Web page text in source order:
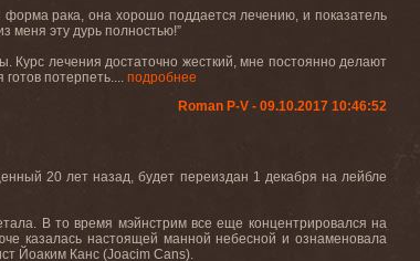
форма рака, она хорошо поддается лечению, и показатель
меня эту дурь полностью!”
Курс лечения достаточно жесткий, мне постоянно делают
потерпеть.... подробнее
Roman P-V - 09.10.2017 10:46:52
20 лет назад, будет переиздан 1 декабря на лейбле
В то время мэйнстрим все еще концентрировался на
казалась настоящей манной небесной и ознаменовала
Йоаким Канс (Joacim Cans).